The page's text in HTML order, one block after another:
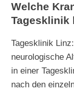
Welche
Tagesklinik
Tagesklinik
neurologische
in einer
nach den